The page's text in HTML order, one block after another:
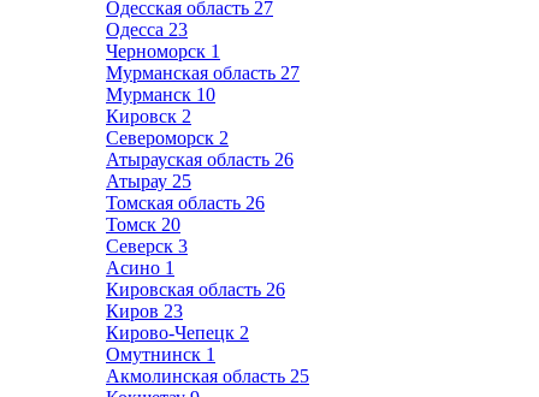
Одесская область 27
Одесса 23
Черноморск 1
Мурманская область 27
Мурманск 10
Кировск 2
Североморск 2
Атырауская область 26
Атырау 25
Томская область 26
Томск 20
Северск 3
Асино 1
Кировская область 26
Киров 23
Кирово-Чепецк 2
Омутнинск 1
Акмолинская область 25